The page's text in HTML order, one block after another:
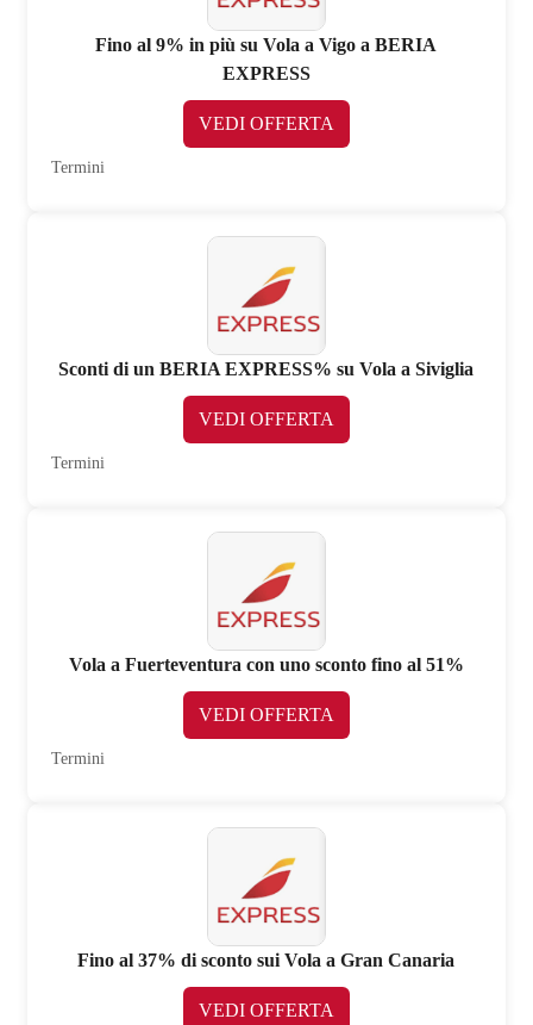
Fino al 9% in più su Vola a Vigo a BERIA
EXPRESS
VEDI OFFERTA
Termini
Sconti di un BERIA EXPRESS% su Vola a Siviglia
VEDI OFFERTA
Termini
Vola a Fuerteventura con uno sconto fino al 51%
VEDI OFFERTA
Termini
Fino al 37% di sconto sui Vola a Gran Canaria
VEDI OFFERTA